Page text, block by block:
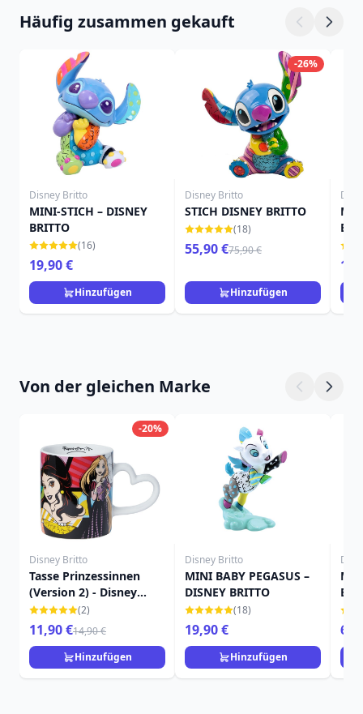
Häufig zusammen gekauft
Disney Britto
MINI-STICH – DISNEY
BRITTO
(16)
19,90 €
Hinzufügen
-26%
Disney Britto
STICH DISNEY BRITTO
(18)
55,90 €75,90 €
Hinzufügen
Von der gleichen Marke
-20%
Disney Britto
Tasse Prinzessinnen
(Version 2) - Disney
Britto
(2)
11,90 €14,90 €
Hinzufügen
Disney Britto
MINI BABY PEGASUS –
DISNEY BRITTO
(18)
19,90 €
Hinzufügen